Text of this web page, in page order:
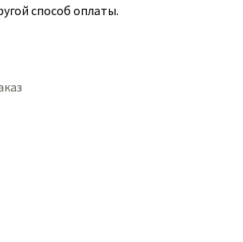
способ оплаты.